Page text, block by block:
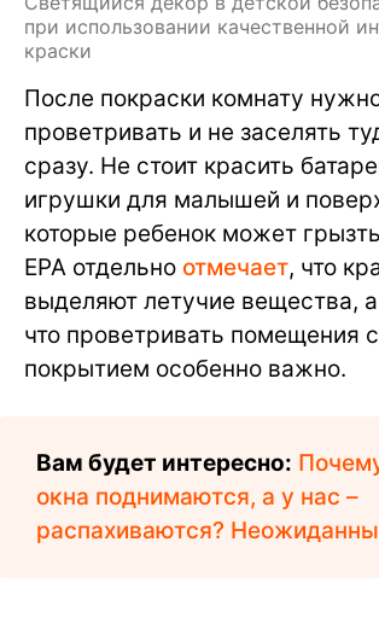
при использовании качественной
краски
После покраски комнату
проветривать и не заселять
сразу. Не стоит красить
игрушки для малышей и
которые ребенок может
EPA отдельно отмечает, что
выделяют летучие вещества, а
что проветривать помещения
покрытием особенно важно.
Вам будет интересно:
окна поднимаются, а у нас –
распахиваются?